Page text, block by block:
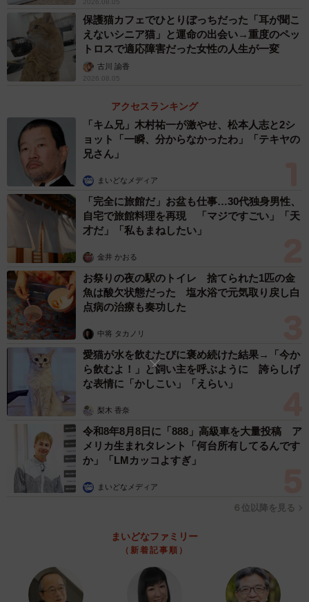
水もご飯の器も空っぽ（なつさん提供、Instagramよりキャプチャ撮影）
そこで、保護することを飼い主の身内へ連絡。現場に戻
り、リードを付け替える際の犬はとてもおとなしく、筋肉
も脂肪もなく歩き方に力がなかったといいます。
「身内の方に詳細を聞いたら、どうやら6月に亡くなった飼
い主さんは、10年以上前に飼えなくなった人から預かった
とのこと。その人が迎えに来なかった。そして飼い主さん
は昨年の7月から入院して今年の6月に亡くなったそうで
す。入院の前からお世話ができていないため、たまにその
身内の方が行って面倒をみてたとか。今は行けて3日に1
回、医療はかけておらず、長いこと今のボロボロの見た目
だったとも聞いて驚きました。今年の夏は暑かったし、冬
は山の中は極寒。この子はシングルコートで寒さに弱い犬
種のはずで。家から車で5分のところでこんなことが起こっ
ていたなんてショックでした。これからは、こんなに辛い
保護猫カフェでひとりぼっちだった「耳が聞こ
えないシニア猫」と運命の出会い→重度のペッ
トロスで適応障害だった女性の人生が一変
古川 諭香
2026.08.05
アクセスランキング
「キム兄」木村祐一が激やせ、松本人志と2シ
ョット「一瞬、分からなかったわ」「テキヤの
兄さん」
まいどなメディア
「完全に旅館だ」お盆も仕事…30代独身男性、
自宅で旅館料理を再現 「マジですごい」「天
才だ」「私もまねしたい」
金井 かおる
お祭りの夜の駅のトイレ 捨てられた1匹の金
魚は酸欠状態だった 塩水浴で元気取り戻し白
点病の治療も奏功した
中将 タカノリ
愛猫が水を飲むたびに褒め続けた結果→「今か
ら飲むよ！」と飼い主を呼ぶように 誇らしげ
な表情に「かしこい」「えらい」
梨木 香奈
令和8年8月8日に「888」高級車を大量投稿 ア
メリカ生まれタレント「何台所有してるんです
か」「LMカッコよすぎ」
まいどなメディア
６位以降を見る
まいどなファミリー
（新着記事順）